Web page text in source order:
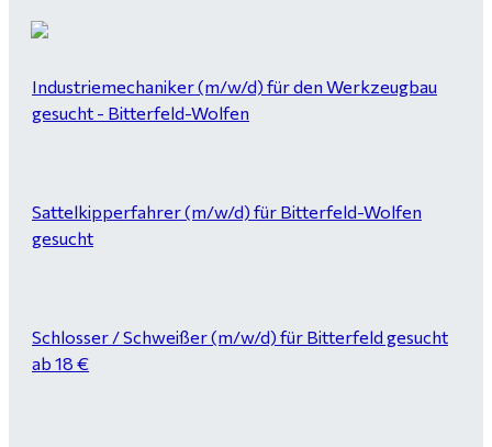
Industriemechaniker (m/w/d) für den Werkzeugbau
gesucht - Bitterfeld-Wolfen
Sattelkipperfahrer (m/w/d) für Bitterfeld-Wolfen
gesucht
Schlosser / Schweißer (m/w/d) für Bitterfeld gesucht
ab 18 €